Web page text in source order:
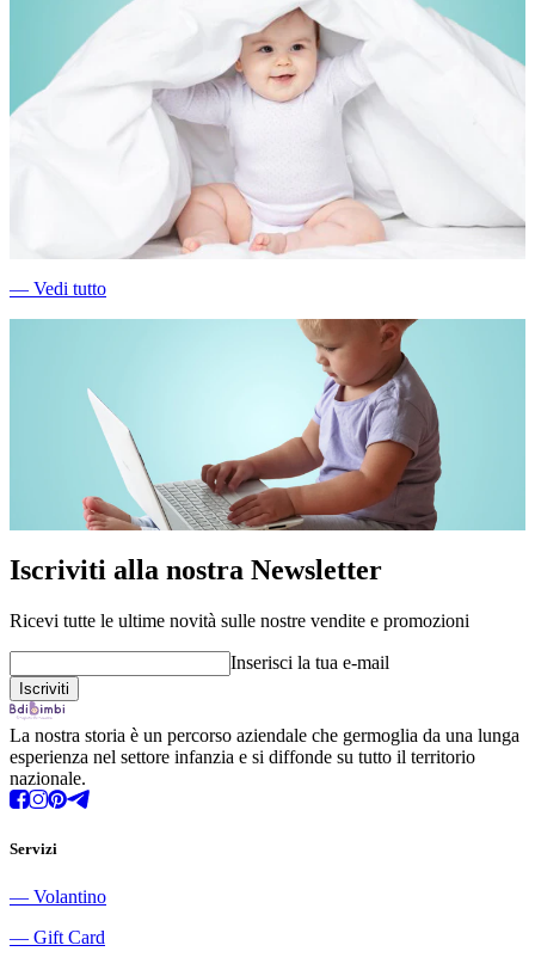
― Vedi tutto
Iscriviti alla nostra Newsletter
Ricevi tutte le ultime novità sulle nostre vendite e promozioni
Inserisci la tua e-mail
La nostra storia è un percorso aziendale che germoglia da una lunga
esperienza nel settore infanzia e si diffonde su tutto il territorio
nazionale.
Servizi
― Volantino
― Gift Card